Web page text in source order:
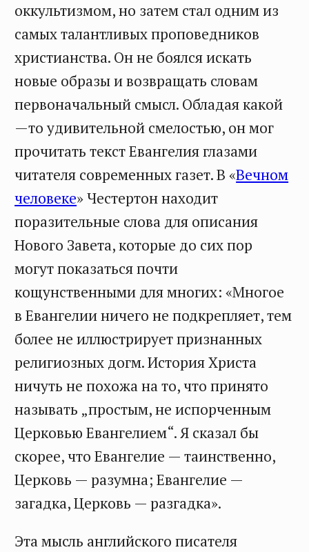
оккультизмом, но затем стал одним из
самых талантливых проповедников
христианства. Он не боялся искать
новые образы и возвращать словам
первоначальный смысл. Обладая какой
—то удивительной смелостью, он мог
прочитать текст Евангелия глазами
читателя современных газет. В «Вечном
человеке» Честертон находит
поразительные слова для описания
Нового Завета, которые до сих пор
могут показаться почти
кощунственными для многих: «Многое
в Евангелии ничего не подкрепляет, тем
более не иллюстрирует признанных
религиозных догм. История Христа
ничуть не похожа на то, что принято
называть „простым, не испорченным
Церковью Евангелием“. Я сказал бы
скорее, что Евангелие — таинственно,
Церковь — разумна; Евангелие —
загадка, Церковь — разгадка».
Эта мысль английского писателя